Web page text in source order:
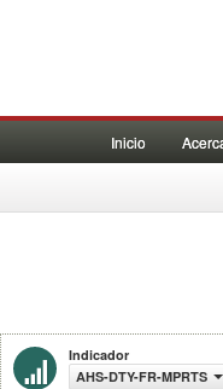
Inicio
Indicador
AHS-DTY-FR-MPRTS